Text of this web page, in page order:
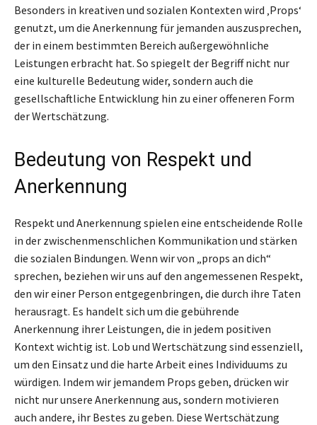
Besonders in kreativen und sozialen Kontexten wird ‚Props‘
genutzt, um die Anerkennung für jemanden auszusprechen,
der in einem bestimmten Bereich außergewöhnliche
Leistungen erbracht hat. So spiegelt der Begriff nicht nur
eine kulturelle Bedeutung wider, sondern auch die
gesellschaftliche Entwicklung hin zu einer offeneren Form
der Wertschätzung.
Bedeutung von Respekt und
Anerkennung
Respekt und Anerkennung spielen eine entscheidende Rolle
in der zwischenmenschlichen Kommunikation und stärken
die sozialen Bindungen. Wenn wir von „props an dich“
sprechen, beziehen wir uns auf den angemessenen Respekt,
den wir einer Person entgegenbringen, die durch ihre Taten
herausragt. Es handelt sich um die gebührende
Anerkennung ihrer Leistungen, die in jedem positiven
Kontext wichtig ist. Lob und Wertschätzung sind essenziell,
um den Einsatz und die harte Arbeit eines Individuums zu
würdigen. Indem wir jemandem Props geben, drücken wir
nicht nur unsere Anerkennung aus, sondern motivieren
auch andere, ihr Bestes zu geben. Diese Wertschätzung